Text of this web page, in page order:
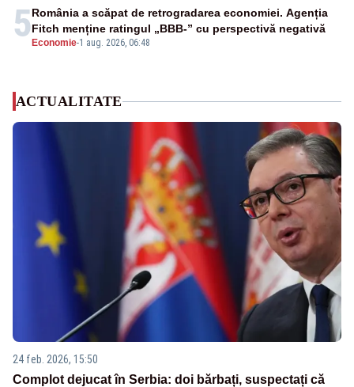
5 Economie-1 aug. 2026, 06:48
România a scăpat de retrogradarea economiei. Agenția
Fitch menține ratingul „BBB-” cu perspectivă negativă
ACTUALITATE
24 feb. 2026, 15:50
Complot dejucat în Serbia: doi bărbați, suspectați că